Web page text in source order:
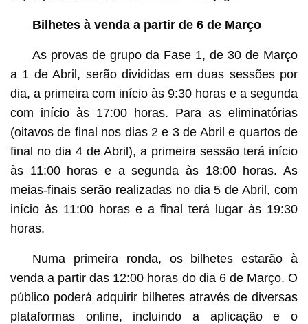
Bilhetes à venda a partir de 6 de Março
As provas de grupo da Fase 1, de 30 de Março
a 1 de Abril, serão divididas em duas sessões por
dia, a primeira com início às 9:30 horas e a segunda
com início às 17:00 horas. Para as eliminatórias
(oitavos de final nos dias 2 e 3 de Abril e quartos de
final no dia 4 de Abril), a primeira sessão terá início
às 11:00 horas e a segunda às 18:00 horas. As
meias-finais serão realizadas no dia 5 de Abril, com
início às 11:00 horas e a final terá lugar às 19:30
horas.
Numa primeira ronda, os bilhetes estarão à
venda a partir das 12:00 horas do dia 6 de Março. O
público poderá adquirir bilhetes através de diversas
plataformas online, incluindo a aplicação e o